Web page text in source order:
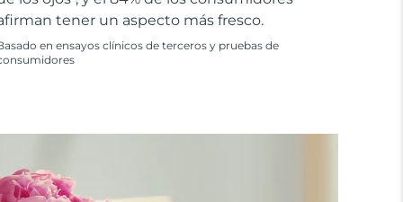
tener un aspecto más fresco.
en ensayos clínicos de terceros y pruebas de